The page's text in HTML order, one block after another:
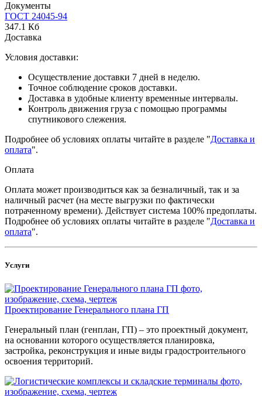
Документы
ГОСТ 24045-94
347.1 Кб
Доставка
Условия доставки:
Осуществление доставки 7 дней в неделю.
Точное соблюдение сроков доставки.
Доставка в удобные клиенту временные интервалы.
Контроль движения груза с помощью программы
спутникового слежения.
Подробнее об условиях оплаты читайте в разделе "Доставка и
оплата".
Оплата
Оплата может производиться как за безналичный, так и за
наличный расчет (на месте выгрузки по фактически
потраченному времени). Действует система 100% предоплаты.
Подробнее об условиях оплаты читайте в разделе "Доставка и
оплата".
Услуги
Проектирование Генерального плана ГП
Генеральный план (генплан, ГП) – это проектный документ,
на основании которого осуществляется планировка,
застройка, реконструкция и иные виды градостроительного
освоения территорий.